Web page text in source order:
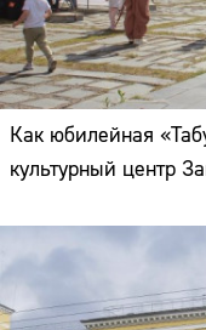
Как юбилейная
культурный центр